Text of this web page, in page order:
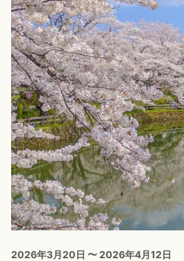
2026年3月20日 〜 2026年4月12日